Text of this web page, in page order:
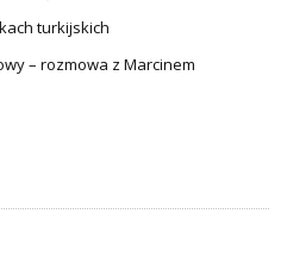
turkijskich
– rozmowa z Marcinem